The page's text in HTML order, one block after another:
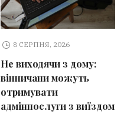
8 СЕРПНЯ, 2026
Не виходячи з дому:
вінничани можуть
отримувати
адмінпослуги з виїздом